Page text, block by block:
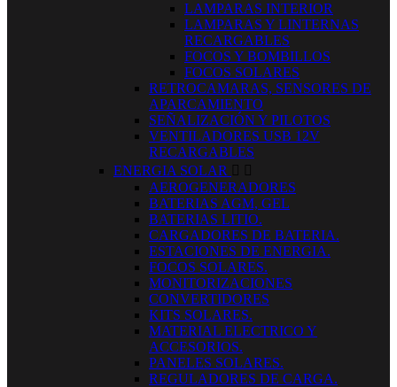
LAMPARAS INTERIOR
LAMPARAS Y LINTERNAS
RECARGABLES
FOCOS Y BOMBILLOS
FOCOS SOLARES
RETROCAMARAS, SENSORES DE
APARCAMIENTO
SEÑALIZACIÓN Y PILOTOS
VENTILADORES USB 12V
RECARGABLES
ENERGIA SOLAR  
AEROGENERADORES
BATERIAS AGM, GEL
BATERIAS LITIO.
CARGADORES DE BATERIA.
ESTACIONES DE ENERGIA.
FOCOS SOLARES.
MONITORIZACIONES
CONVERTIDORES
KITS SOLARES.
MATERIAL ELECTRICO Y
ACCESORIOS.
PANELES SOLARES.
REGULADORES DE CARGA.